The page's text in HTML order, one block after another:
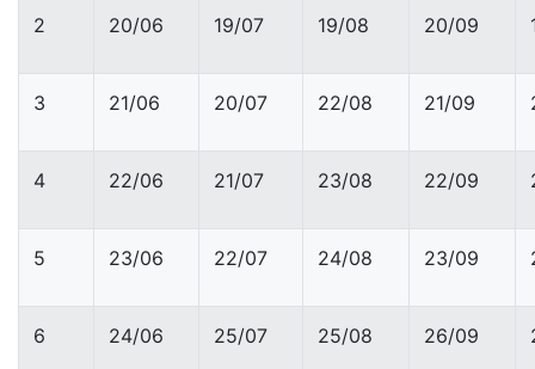
2 20/06 19/07 19/08 20/09
3 21/06 20/07 22/08 21/09
4 22/06 21/07 23/08 22/09
5 23/06 22/07 24/08 23/09
6 24/06 25/07 25/08 26/09